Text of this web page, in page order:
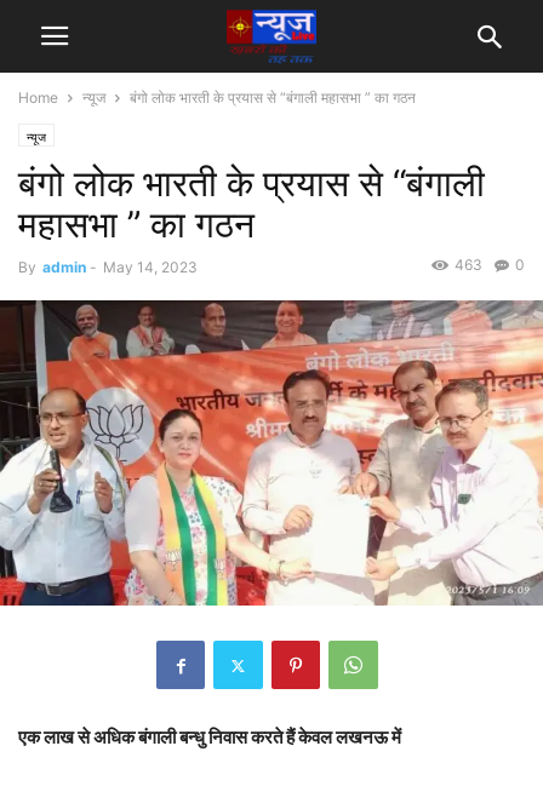
Home न्यूज बंगो लोक भारती के प्रयास से “बंगाली महासभा ” का गठन
न्यूज
बंगो लोक भारती के प्रयास से “बंगाली
महासभा ” का गठन
By admin - May 14, 2023 0
463
एक लाख से अधिक बंगाली बन्धु निवास करते हैं केवल लखनऊ में